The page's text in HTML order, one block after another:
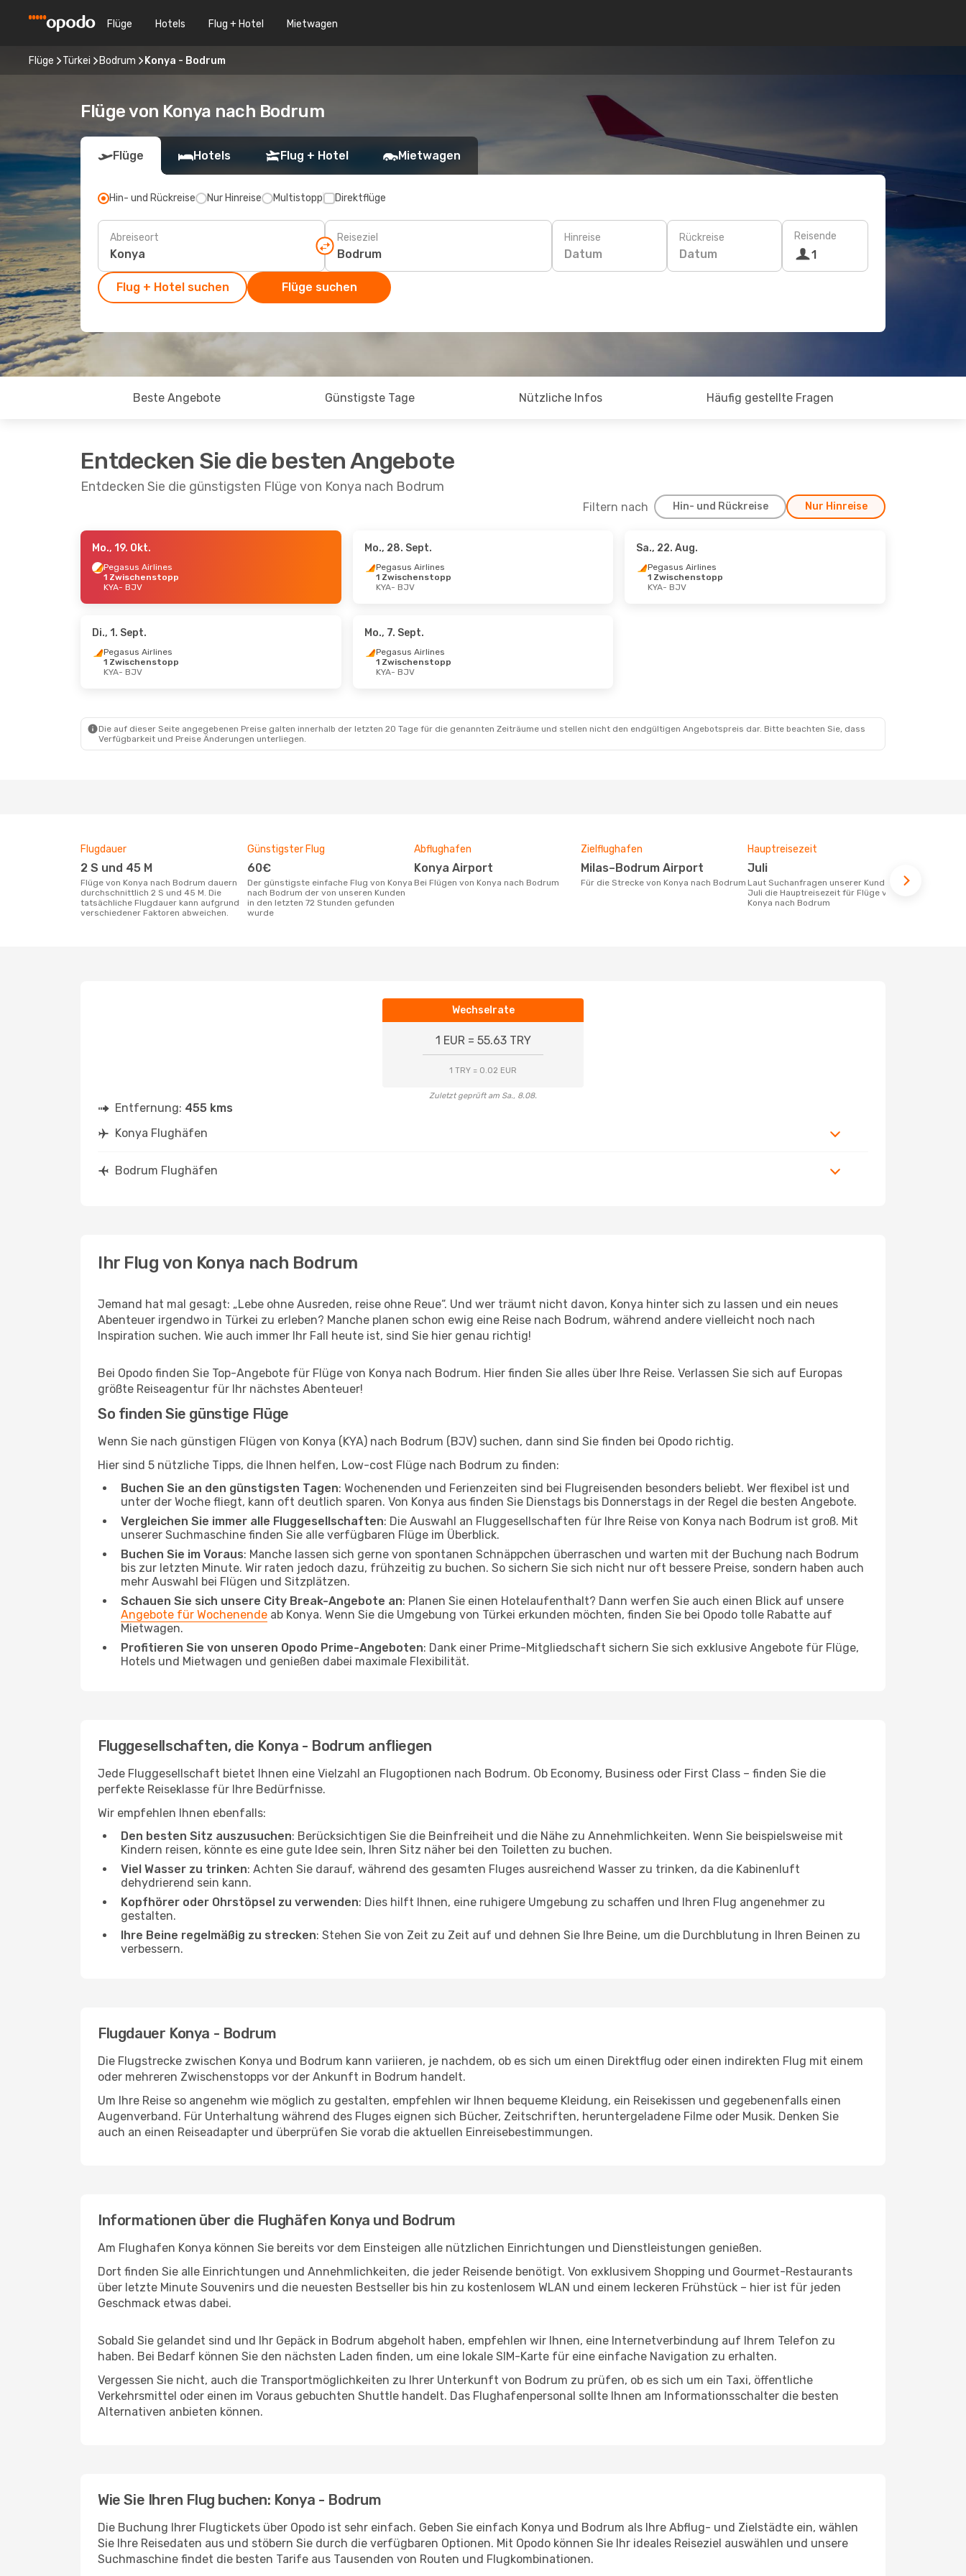
Flüge Hotels Flug + Hotel Mietwagen
Flüge Türkei Bodrum Konya - Bodrum
Flüge von Konya nach Bodrum
Flüge Hotels Flug + Hotel Mietwagen
Hin- und Rückreise Nur Hinreise Multistopp Direktflüge
Abreiseort Reiseziel Hinreise
Datum
Rückreise
Datum
Reisende
1
Flug + Hotel suchen Flüge suchen
Beste Angebote Günstigste Tage Nützliche Infos Häufig gestellte Fragen
Entdecken Sie die besten Angebote
Entdecken Sie die günstigsten Flüge von Konya nach Bodrum
Filtern nach Hin- und Rückreise Nur Hinreise
- Mi., 19. Aug.
Mo., 19. Okt.
Pegasus Airlines
1 Zwischenstopp
KYA- BJV
Mo., 28. Sept.
Pegasus Airlines
1 Zwischenstopp
KYA- BJV
Sa., 22. Aug.
Pegasus Airlines
1 Zwischenstopp
KYA- BJV
Di., 1. Sept.
Pegasus Airlines
1 Zwischenstopp
KYA- BJV
Mo., 7. Sept.
Pegasus Airlines
1 Zwischenstopp
KYA- BJV
Die auf dieser Seite angegebenen Preise galten innerhalb der letzten 20 Tage für die genannten Zeiträume und stellen nicht den endgültigen Angebotspreis dar. Bitte beachten Sie, dass
Verfügbarkeit und Preise Änderungen unterliegen.
Flugdauer
2 S und 45 M
Flüge von Konya nach Bodrum dauern
durchschnittlich 2 S und 45 M. Die
tatsächliche Flugdauer kann aufgrund
verschiedener Faktoren abweichen.
Günstigster Flug
60€
Der günstigste einfache Flug von Konya
nach Bodrum der von unseren Kunden
in den letzten 72 Stunden gefunden
wurde
Abflughafen
Konya Airport
Bei Flügen von Konya nach Bodrum
Zielflughafen
Milas–Bodrum Airport
Für die Strecke von Konya nach Bodrum
Hauptreisezeit
Juli
Laut Suchanfragen unserer Kunden ist
Juli die Hauptreisezeit für Flüge von
Konya nach Bodrum
Wechselrate
1 EUR = 55.63 TRY
1 TRY = 0.02 EUR
Zuletzt geprüft am Sa., 8.08.
Entfernung: 455 kms
Konya Flughäfen
Bodrum Flughäfen
Ihr Flug von Konya nach Bodrum
Jemand hat mal gesagt: „Lebe ohne Ausreden, reise ohne Reue“. Und wer träumt nicht davon, Konya hinter sich zu lassen und ein neues
Abenteuer irgendwo in Türkei zu erleben? Manche planen schon ewig eine Reise nach Bodrum, während andere vielleicht noch nach
Inspiration suchen. Wie auch immer Ihr Fall heute ist, sind Sie hier genau richtig!
Bei Opodo finden Sie Top-Angebote für Flüge von Konya nach Bodrum. Hier finden Sie alles über Ihre Reise. Verlassen Sie sich auf Europas
größte Reiseagentur für Ihr nächstes Abenteuer!
So finden Sie günstige Flüge
Wenn Sie nach günstigen Flügen von Konya (KYA) nach Bodrum (BJV) suchen, dann sind Sie finden bei Opodo richtig.
Hier sind 5 nützliche Tipps, die Ihnen helfen, Low-cost Flüge nach Bodrum zu finden:
Buchen Sie an den günstigsten Tagen: Wochenenden und Ferienzeiten sind bei Flugreisenden besonders beliebt. Wer flexibel ist und
unter der Woche fliegt, kann oft deutlich sparen. Von Konya aus finden Sie Dienstags bis Donnerstags in der Regel die besten Angebote.
Vergleichen Sie immer alle Fluggesellschaften: Die Auswahl an Fluggesellschaften für Ihre Reise von Konya nach Bodrum ist groß. Mit
unserer Suchmaschine finden Sie alle verfügbaren Flüge im Überblick.
Buchen Sie im Voraus: Manche lassen sich gerne von spontanen Schnäppchen überraschen und warten mit der Buchung nach Bodrum
bis zur letzten Minute. Wir raten jedoch dazu, frühzeitig zu buchen. So sichern Sie sich nicht nur oft bessere Preise, sondern haben auch
mehr Auswahl bei Flügen und Sitzplätzen.
Schauen Sie sich unsere City Break-Angebote an: Planen Sie einen Hotelaufenthalt? Dann werfen Sie auch einen Blick auf unsere
Angebote für Wochenende ab Konya. Wenn Sie die Umgebung von Türkei erkunden möchten, finden Sie bei Opodo tolle Rabatte auf
Mietwagen.
Profitieren Sie von unseren Opodo Prime-Angeboten: Dank einer Prime-Mitgliedschaft sichern Sie sich exklusive Angebote für Flüge,
Hotels und Mietwagen und genießen dabei maximale Flexibilität.
Fluggesellschaften, die Konya - Bodrum anfliegen
Jede Fluggesellschaft bietet Ihnen eine Vielzahl an Flugoptionen nach Bodrum. Ob Economy, Business oder First Class – finden Sie die
perfekte Reiseklasse für Ihre Bedürfnisse.
Wir empfehlen Ihnen ebenfalls:
Den besten Sitz auszusuchen: Berücksichtigen Sie die Beinfreiheit und die Nähe zu Annehmlichkeiten. Wenn Sie beispielsweise mit
Kindern reisen, könnte es eine gute Idee sein, Ihren Sitz näher bei den Toiletten zu buchen.
Viel Wasser zu trinken: Achten Sie darauf, während des gesamten Fluges ausreichend Wasser zu trinken, da die Kabinenluft
dehydrierend sein kann.
Kopfhörer oder Ohrstöpsel zu verwenden: Dies hilft Ihnen, eine ruhigere Umgebung zu schaffen und Ihren Flug angenehmer zu
gestalten.
Ihre Beine regelmäßig zu strecken: Stehen Sie von Zeit zu Zeit auf und dehnen Sie Ihre Beine, um die Durchblutung in Ihren Beinen zu
verbessern.
Flugdauer Konya - Bodrum
Die Flugstrecke zwischen Konya und Bodrum kann variieren, je nachdem, ob es sich um einen Direktflug oder einen indirekten Flug mit einem
oder mehreren Zwischenstopps vor der Ankunft in Bodrum handelt.
Um Ihre Reise so angenehm wie möglich zu gestalten, empfehlen wir Ihnen bequeme Kleidung, ein Reisekissen und gegebenenfalls einen
Augenverband. Für Unterhaltung während des Fluges eignen sich Bücher, Zeitschriften, heruntergeladene Filme oder Musik. Denken Sie
auch an einen Reiseadapter und überprüfen Sie vorab die aktuellen Einreisebestimmungen.
Informationen über die Flughäfen Konya und Bodrum
Am Flughafen Konya können Sie bereits vor dem Einsteigen alle nützlichen Einrichtungen und Dienstleistungen genießen.
Dort finden Sie alle Einrichtungen und Annehmlichkeiten, die jeder Reisende benötigt. Von exklusivem Shopping und Gourmet-Restaurants
über letzte Minute Souvenirs und die neuesten Bestseller bis hin zu kostenlosem WLAN und einem leckeren Frühstück – hier ist für jeden
Geschmack etwas dabei.
Sobald Sie gelandet sind und Ihr Gepäck in Bodrum abgeholt haben, empfehlen wir Ihnen, eine Internetverbindung auf Ihrem Telefon zu
haben. Bei Bedarf können Sie den nächsten Laden finden, um eine lokale SIM-Karte für eine einfache Navigation zu erhalten.
Vergessen Sie nicht, auch die Transportmöglichkeiten zu Ihrer Unterkunft von Bodrum zu prüfen, ob es sich um ein Taxi, öffentliche
Verkehrsmittel oder einen im Voraus gebuchten Shuttle handelt. Das Flughafenpersonal sollte Ihnen am Informationsschalter die besten
Alternativen anbieten können.
Wie Sie Ihren Flug buchen: Konya - Bodrum
Die Buchung Ihrer Flugtickets über Opodo ist sehr einfach. Geben Sie einfach Konya und Bodrum als Ihre Abflug- und Zielstädte ein, wählen
Sie Ihre Reisedaten aus und stöbern Sie durch die verfügbaren Optionen. Mit Opodo können Sie Ihr ideales Reiseziel auswählen und unsere
Suchmaschine findet die besten Tarife aus Tausenden von Routen und Flugkombinationen.